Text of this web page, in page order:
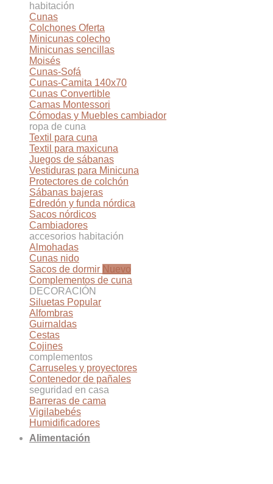
habitación
Cunas
Colchones
Minicunas colecho
Minicunas sencillas
Moisés
Cunas-Sofá
Cunas-Camita 140x70
Cunas Convertible
Camas Montessori
Cómodas y Muebles cambiador
ropa de cuna
Textil para cuna
Textil para maxicuna
Juegos de sábanas
Vestiduras para Minicuna
Protectores de colchón
Sábanas bajeras
Edredón y funda nórdica
Sacos nórdicos
Cambiadores
accesorios habitación
Almohadas
Cunas nido
Sacos de dormir
Complementos de cuna
DECORACIÓN
Siluetas
Alfombras
Guirnaldas
Cestas
Cojines
complementos
Carruseles y proyectores
Contenedor de pañales
seguridad en casa
Barreras de cama
Vigilabebés
Humidificadores
Alimentación